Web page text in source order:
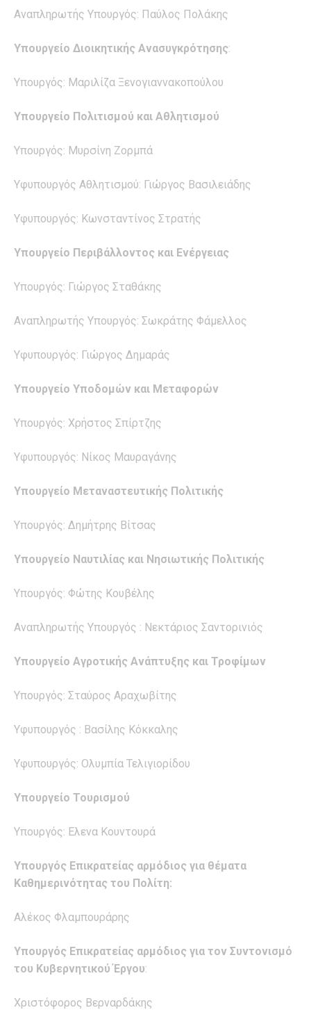
Αναπληρωτής Υπουργός: Παύλος Πολάκης
Υπουργείο Διοικητικής Ανασυγκρότησης:
Υπουργός: Μαριλίζα Ξενογιαννακοπούλου
Υπουργείο Πολιτισμού και Αθλητισμού
Υπουργός: Μυρσίνη Ζορμπά
Υφυπουργός Αθλητισμού: Γιώργος Βασιλειάδης
Υφυπουργός: Κωνσταντίνος Στρατής
Υπουργείο Περιβάλλοντος και Ενέργειας
Υπουργός: Γιώργος Σταθάκης
Αναπληρωτής Υπουργός: Σωκράτης Φάμελλος
Υφυπουργός: Γιώργος Δημαράς
Υπουργείο Υποδομών και Μεταφορών
Υπουργός: Χρήστος Σπίρτζης
Υφυπουργός: Νίκος Μαυραγάνης
Υπουργείο Μεταναστευτικής Πολιτικής
Υπουργός: Δημήτρης Βίτσας
Υπουργείο Ναυτιλίας και Νησιωτικής Πολιτικής
Υπουργός: Φώτης Κουβέλης
Αναπληρωτής Υπουργός : Νεκτάριος Σαντορινιός
Υπουργείο Αγροτικής Ανάπτυξης και Τροφίμων
Υπουργός: Σταύρος Αραχωβίτης
Υφυπουργός : Βασίλης Κόκκαλης
Υφυπουργός: Ολυμπία Τελιγιορίδου
Υπουργείο Τουρισμού
Υπουργός: Ελενα Κουντουρά
Υπουργός Επικρατείας αρμόδιος για θέματα
Καθημερινότητας του Πολίτη:
Αλέκος Φλαμπουράρης
Υπουργός Επικρατείας αρμόδιος για τον Συντονισμό
του Κυβερνητικού Έργου:
Χριστόφορος Βερναρδάκης